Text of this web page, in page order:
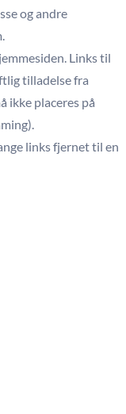
og andre
Links til
tilladelse fra
ikke placeres på
links fjernet til en